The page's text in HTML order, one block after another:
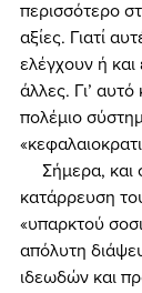
περισσότερο
αξίες. Γιατί
ελέγχουν ή και
άλλες. Γι’
πολέμιο
κατάρρευση
«υπαρκτού
απόλυτη
ιδεωδών και